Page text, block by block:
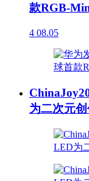
款RGB-
4 08.05
为二次元